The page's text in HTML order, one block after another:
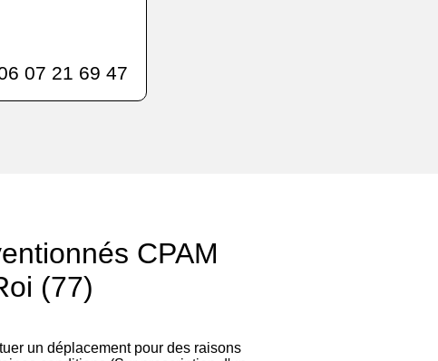
07 21 69 47
CPAM
(77)
un déplacement pour des raisons